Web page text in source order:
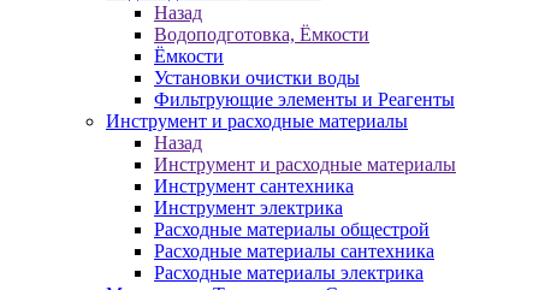
Назад
Водоподготовка, Ёмкости
Ёмкости
Установки очистки воды
Фильтрующие элементы и Реагенты
Инструмент и расходные материалы
Назад
Инструмент и расходные материалы
Инструмент сантехника
Инструмент электрика
Расходные материалы общестрой
Расходные материалы сантехника
Расходные материалы электрика